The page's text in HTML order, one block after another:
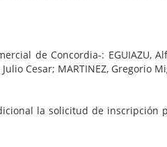
de Concordia-: EGUIAZU,
Cesar; MARTINEZ, Gregorio
la solicitud de inscripción